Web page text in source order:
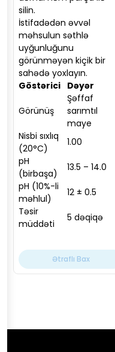
silin.
İstifadədən əvvəl
məhsulun səthlə
uyğunluğunu
görünməyən kiçik bir
sahədə yoxlayın.
Göstərici Dəyər
Görünüş
Şəffaf
sarımtıl
maye
Nisbi sıxlıq
(20°C)
1.00
pH
(birbaşa)
13.5 – 14.0
pH (10%-li
məhlul)
12 ± 0.5
Təsir
müddəti
5 dəqiqə
Ətraflı Bax